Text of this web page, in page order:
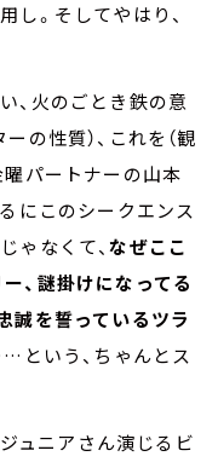
し。そしてやはり、
、火のごとき鉄の意
の性質）、これを（観
曜パートナーの山本
るにこのシークエンス
ゃなくて、なぜここ
、謎掛けになってる
誠を誓っているツラ
という、ちゃんとス
ュニアさん演じるビ